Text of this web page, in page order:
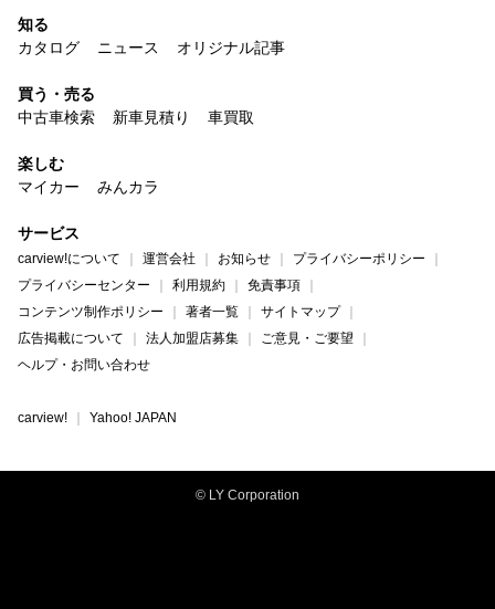
知る
カタログ
ニュース オリジナル記事
買う・売る
中古車検索
新車見積り 車買取
楽しむ
マイカー
みんカラ
サービス
carview!について 運営会社 お知らせ
プライバシーポリシー
プライバシーセンター
利用規約
免責事項
コンテンツ制作ポリシー
著者一覧
サイトマップ
広告掲載について
法人加盟店募集
ご意見・ご要望
ヘルプ・お問い合わせ
carview! Yahoo! JAPAN
© LY Corporation